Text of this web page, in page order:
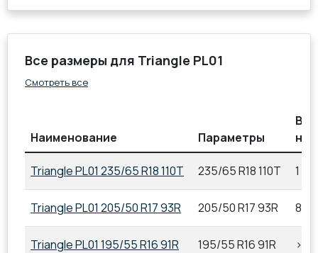
Все размеры для Triangle PL01
Смотреть все
Наименование Параметры
В
Triangle PL01 235/65 R18 110T 235/65 R18 110T 1
Triangle PL01 205/50 R17 93R 205/50 R17 93R 8
Triangle PL01 195/55 R16 91R 195/55 R16 91R >20